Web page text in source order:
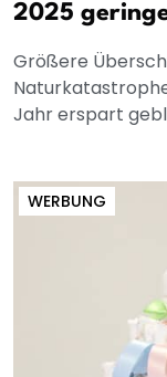
2025
Größere
Jahr erspart
WERBUNG